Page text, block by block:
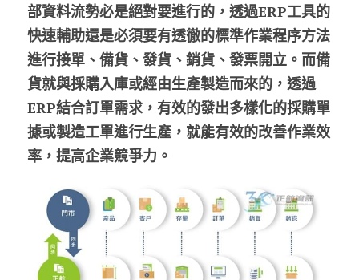
部資料流勢必是絕對要進行的，透過ERP工具的
快速輔助還是必須要有透徹的標準作業程序方法
進行接單、備貨、發貨、銷貨、發票開立。而備
貨就與採購入庫或經由生產製造而來的，透過
ERP結合訂單需求，有效的發出多樣化的採購單
據或製造工單進行生產，就能有效的改善作業效
率，提高企業競爭力。